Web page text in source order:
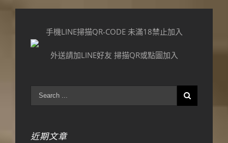
手機LINE掃描QR-CODE 未滿18禁止加入
外送請加LINE好友 掃描QR或點圖加入
近期文章